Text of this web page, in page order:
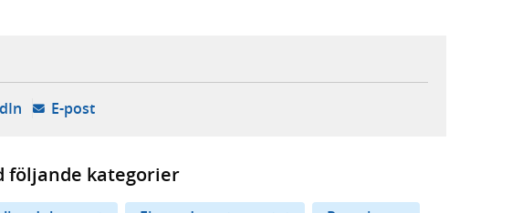
extern webbplats,
flik, extern webbplats,
- öppnas i ny flik, extern webbplats,
E-post- öppnar din e-postklient,
följande kategorier